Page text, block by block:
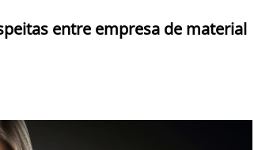
entre empresa de material